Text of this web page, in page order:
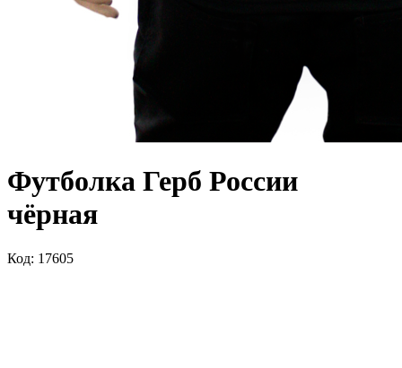
Футболка Герб России
чёрная
Код: 17605